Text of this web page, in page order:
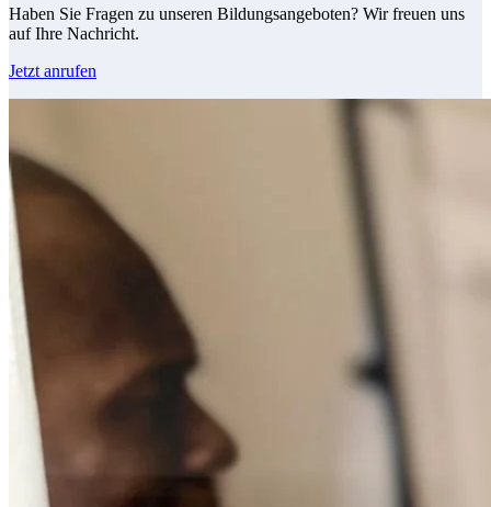
Haben Sie Fragen zu unseren Bildungsangeboten? Wir freuen uns
auf Ihre Nachricht.
Jetzt anrufen